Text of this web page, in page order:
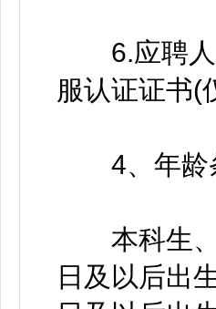
6.应聘人
服认证证书(
4、年龄
本科生、
日及以后出